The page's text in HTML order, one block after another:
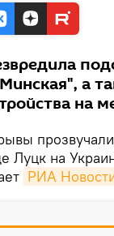
а
на
Луцк на
РИА